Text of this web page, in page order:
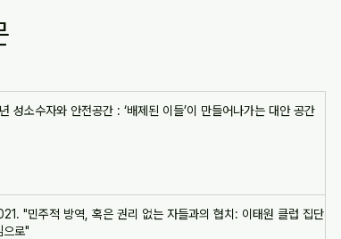
성소수자와 안전공간 : ‘배제된 이들’이 만들어나가는 대안 공간
"민주적 방역, 혹은 권리 없는 자들과의 협치: 이태원 클럽 집단
으로"